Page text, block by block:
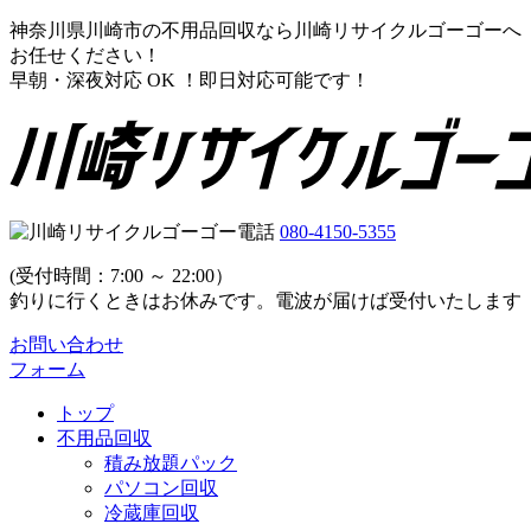
神奈川県川崎市の不用品回収なら川崎リサイクルゴーゴーへ
お任せください！
早朝・深夜対応 OK ！即日対応可能です！
080-4150-5355
(受付時間：7:00 ～ 22:00）
釣りに行くときはお休みです。電波が届けば受付いたします
お問い合わせ
フォーム
トップ
不用品回収
積み放題パック
パソコン回収
冷蔵庫回収